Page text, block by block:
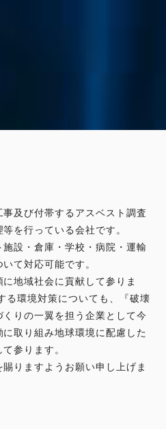
及び付帯するアスベスト調査
を行っている会社です。
設・倉庫・学校・病院・運輸
て対応可能です。
地域社会に貢献して参りま
る環境対策についても、『破壊
りの一翼を担う企業として今
取り組み地球環境に配慮した
参ります。
りますようお願い申し上げま